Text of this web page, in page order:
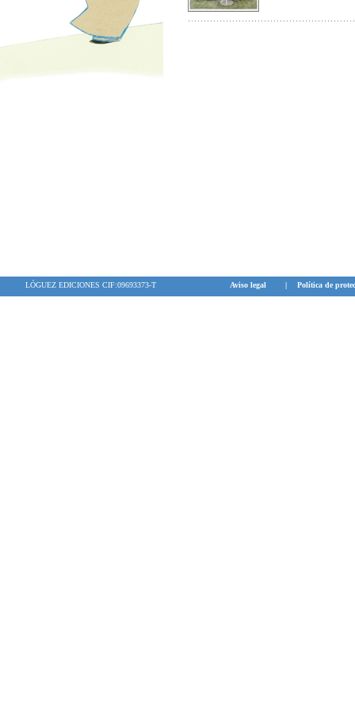
LÓGUEZ EDICIONES CIF:09693373-T Aviso legal | Política de